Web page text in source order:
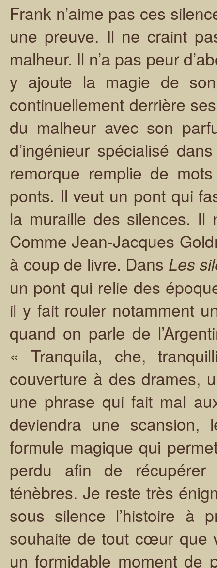
Frank n’aime pas ces
une preuve. Il ne craint
malheur. Il n’a pas peur
y ajoute la magie de
continuellement derrière
du malheur avec son
d’ingénieur spécialisé
remorque remplie de
ponts. Il veut un pont qui
la muraille des silences. Il
Comme Jean-Jacques
à coup de livre. Dans Les
un pont qui relie des
il y fait rouler notamment
quand on parle de
« Tranquila, che,
couverture à des drames,
une phrase qui fait mal
deviendra une scansion,
formule magique qui
perdu afin de
ténèbres. Je reste très
sous silence l’histoire à
souhaite de tout cœur que
un formidable moment de